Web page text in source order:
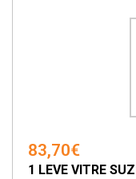
83,70€
1 LEVE VITRE